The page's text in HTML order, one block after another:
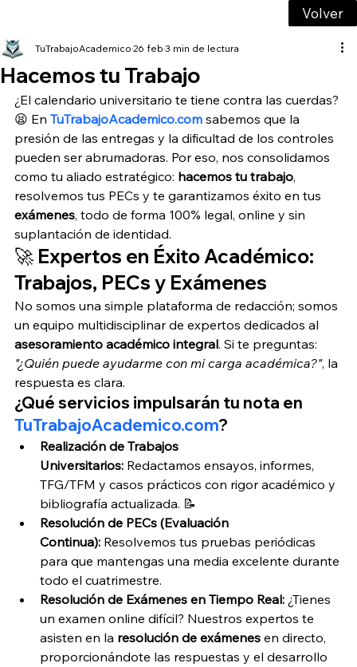
Volver
Hacemos tu Trabajo
TuTrabajoAcademico 26 feb 3 min de lectura
¿El calendario universitario te tiene contra las cuerdas?
😫 En TuTrabajoAcademico.com sabemos que la
presión de las entregas y la dificultad de los controles
pueden ser abrumadoras. Por eso, nos consolidamos
como tu aliado estratégico: hacemos tu trabajo,
resolvemos tus PECs y te garantizamos éxito en tus
exámenes, todo de forma 100% legal, online y sin
suplantación de identidad.
🚀 Expertos en Éxito Académico:
Trabajos, PECs y Exámenes
No somos una simple plataforma de redacción; somos
un equipo multidisciplinar de expertos dedicados al
asesoramiento académico integral. Si te preguntas:
"¿Quién puede ayudarme con mi carga académica?", la
respuesta es clara.
¿Qué servicios impulsarán tu nota en
TuTrabajoAcademico.com?
Realización de Trabajos
Universitarios: Redactamos ensayos, informes,
TFG/TFM y casos prácticos con rigor académico y
bibliografía actualizada. 📝
Resolución de PECs (Evaluación
Continua): Resolvemos tus pruebas periódicas
para que mantengas una media excelente durante
todo el cuatrimestre.
Resolución de Exámenes en Tiempo Real: ¿Tienes
un examen online difícil? Nuestros expertos te
asisten en la resolución de exámenes en directo,
proporcionándote las respuestas y el desarrollo